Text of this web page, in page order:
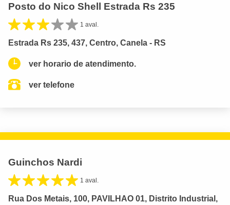
Posto do Nico Shell Estrada Rs 235
1 aval.
Estrada Rs 235, 437, Centro, Canela - RS
ver horario de atendimento.
ver telefone
Guinchos Nardi
1 aval.
Rua Dos Metais, 100, PAVILHAO 01, Distrito Industrial,